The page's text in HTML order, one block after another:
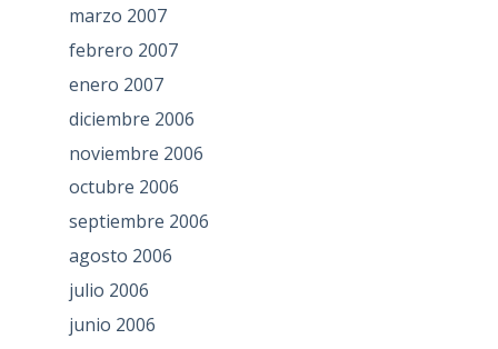
marzo 2007
febrero 2007
enero 2007
diciembre 2006
noviembre 2006
octubre 2006
septiembre 2006
agosto 2006
julio 2006
junio 2006